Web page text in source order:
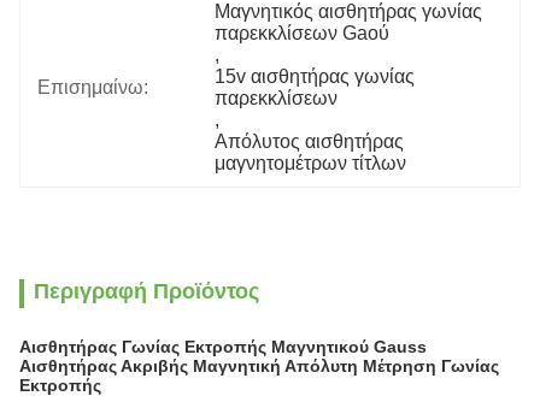
Επισημαίνω:
Μαγνητικός αισθητήρας γωνίας
παρεκκλίσεων Gaού
,
15v αισθητήρας γωνίας
παρεκκλίσεων
,
Απόλυτος αισθητήρας
μαγνητομέτρων τίτλων
Περιγραφή Προϊόντος
Αισθητήρας Γωνίας Εκτροπής Μαγνητικού Gauss
Αισθητήρας Ακριβής Μαγνητική Απόλυτη Μέτρηση Γωνίας
Εκτροπής